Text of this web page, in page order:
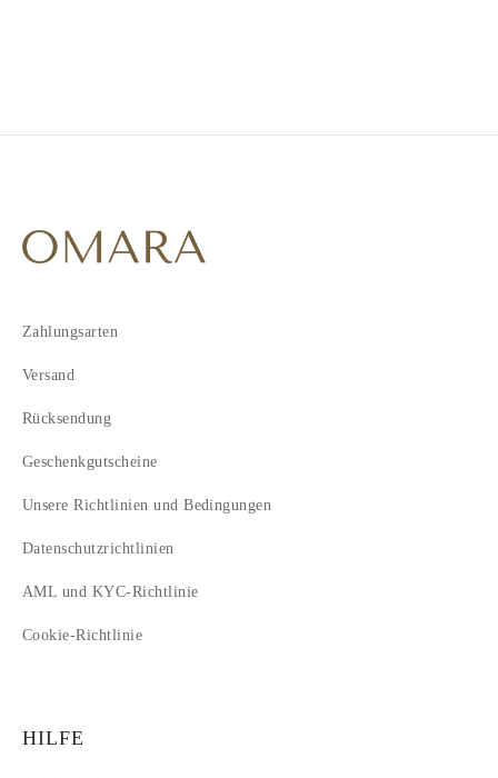
Zahlungsarten
Versand
Rücksendung
Geschenkgutscheine
Unsere Richtlinien und Bedingungen
Datenschutzrichtlinien
AML und KYC-Richtlinie
Cookie-Richtlinie
HILFE